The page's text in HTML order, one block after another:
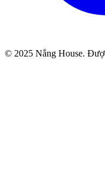
© 2025 Nắng House.